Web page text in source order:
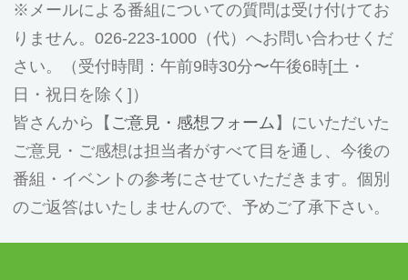
メールによる番組についての質問は受け付けてお
りません。026-223-1000（代）へお問い合わせくだ
さい。（受付時間：午前9時30分〜午後6時[土・
日・祝日を除く]）
皆さんから【 ご意見・感想フォーム 】にいただいた
ご意見・ご感想は担当者がすべて目を通し、今後の
番組・イベントの参考にさせていただきます。個別
のご返答はいたしませんので、予めご了承下さい。